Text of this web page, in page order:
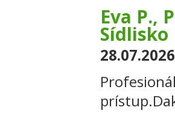
Eva P.,
Sídlisko
28.07.2026